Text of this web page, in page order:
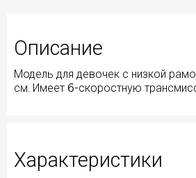
Описание
Модель для девочек с низкой
см. Имеет 6-скоростную
Характеристики